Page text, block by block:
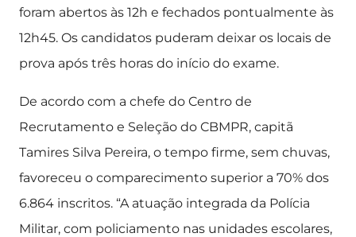
foram abertos às 12h e fechados pontualmente às
12h45. Os candidatos puderam deixar os locais de
prova após três horas do início do exame.
De acordo com a chefe do Centro de
Recrutamento e Seleção do CBMPR, capitã
Tamires Silva Pereira, o tempo firme, sem chuvas,
favoreceu o comparecimento superior a 70% dos
6.864 inscritos. “A atuação integrada da Polícia
Militar, com policiamento nas unidades escolares,